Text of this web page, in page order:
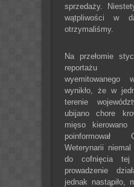
sprzedaży.
wątpliwości w
otrzymaliśmy.
Na przełomie
reportażu
wyemitowanego
wynikło, że w
terenie
ubijano chore
mięso
poinformował
Weterynarii
do cofnięcia
prowadzenie
jednak nastąpiło,